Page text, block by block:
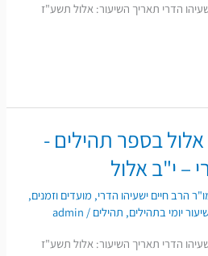
הדרי תאריך השיעור: אלול תשע"ז
אלול בספר תהילים -
– י"ב אלול
הרב חיים ישעיהו הדרי, מועדים וזמנים,
יומי בתהילים, תהילים /
admin
הדרי תאריך השיעור: אלול תשע"ז